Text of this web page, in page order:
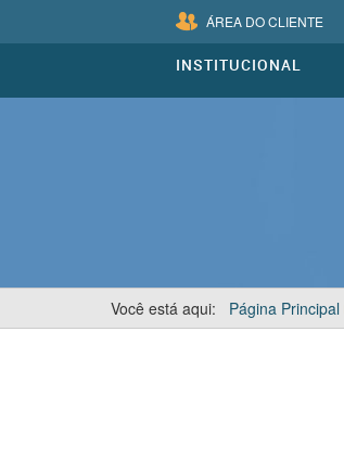
ÁREA DO CLIENTE
INSTITUCIONAL
Você está aqui: Página Principal